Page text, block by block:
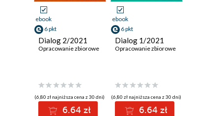
ebook
6 pkt
Dialog 2/2021
Opracowanie zbiorowe
(6,80 zł najniższa cena z 30 dni)
6.64 zł
ebook
6 pkt
Dialog 1/2021
Opracowanie zbiorowe
(6,80 zł najniższa cena z 30 dni)
6.64 zł